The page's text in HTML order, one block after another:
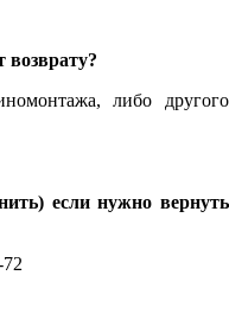
возврату?
либо другого
если нужно вернуть
72